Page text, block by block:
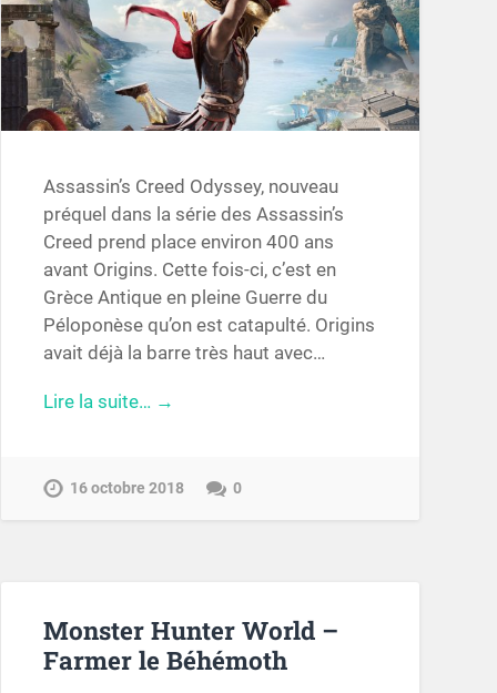
Assassin’s Creed Odyssey, nouveau
préquel dans la série des Assassin’s
Creed prend place environ 400 ans
avant Origins. Cette fois-ci, c’est en
Grèce Antique en pleine Guerre du
Péloponèse qu’on est catapulté. Origins
avait déjà la barre très haut avec…
Lire la suite… →
16 octobre 2018 0
Monster Hunter World –
Farmer le Béhémoth